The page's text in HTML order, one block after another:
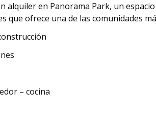
alquiler en Panorama Park, un
que ofrece una de las comunidades
– cocina